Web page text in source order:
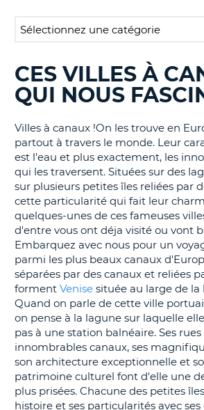
MA
RECHERCHER
DES
BLOGS......
CES VILLES À
QUI NOUS
Villes à canaux !On les trouve en
partout à travers le monde. Leur
est l'eau et plus exactement, les
qui les traversent. Situées sur des
sur plusieurs petites îles reliées par
cette particularité qui fait leur
quelques-unes de ces fameuses
d'entre vous ont déja visité ou vont
Embarquez avec nous pour un
parmi les plus beaux canaux
séparées par des canaux et reliées
forment Venise située au large de la
Quand on parle de cette ville
on pense à la lagune sur laquelle
pas à une station balnéaire. Ses rues
innombrables canaux, ses
son architecture exceptionnelle et
patrimoine culturel font d'elle une
plus prisées. Chacune des petites
histoire et ses particularités avec ses